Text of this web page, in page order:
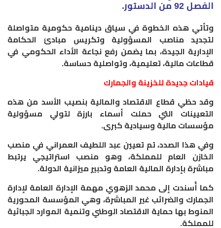
الفصل 92 من الدستور.
وتأتي هذه الخطوة في سياق دينامية حكومية متواصلة
لتجديد مناصب المسؤولية وتكريس مبادئ الحكامة
الإدارية الجيدة، بما يضمن رفع نجاعة الأداء الحكومي في
قطاعات مالية، تعليمية، وتواصلية حساسة.
​قيادات جديدة للخزينة والجمارك
​وقد حظي قطاع الاقتصاد والمالية بنصيب الأسد من هذه
التعيينات التي حملت أسماء بارزة لتولي مسؤولية
مؤسسات مالية وسيادية كبرى.
وفي هذا الصدد، تم تعيين عبد اللطيف العمراني في منصب
الخازن العام للمملكة، وهو منصب استراتيجي يرتبط
مباشرة بإدارة المالية العامة وتدبير ميزانية الدولة.
كما أُسندت إلى محمد الزهوي مهمة الإدارة العامة لإدارة
الجمارك والضرائب غير المباشرة، وهي المؤسسة المحورية
المنوط بها حماية الاقتصاد الوطني وتنمية الموارد الجبائية
للمملكة.